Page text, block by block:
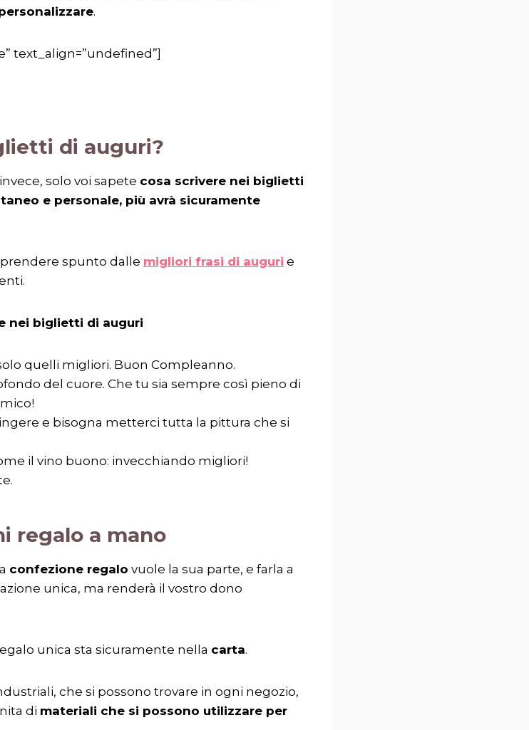
.
text_align=”undefined”]
di auguri?
invece, solo voi sapete cosa scrivere nei biglietti
e personale, più avrà sicuramente
spunto dalle migliori frasi di auguri e
nei biglietti di auguri
quelli migliori. Buon Compleanno.
del cuore. Che tu sia sempre così pieno di
e bisogna metterci tutta la pittura che si
il vino buono: invecchiando migliori!
regalo a mano
confezione regalo vuole la sua parte, e farla a
unica, ma renderà il vostro dono
unica sta sicuramente nella carta.
che si possono trovare in ogni negozio,
di materiali che si possono utilizzare per